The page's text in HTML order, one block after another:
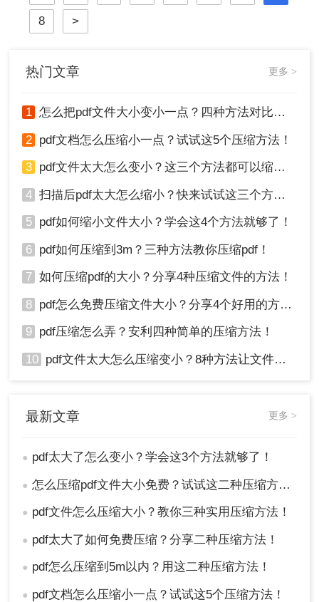
8 >
热门文章 更多 >
1 怎么把pdf文件大小变小一点？四种方法对比，一看就懂！
2 pdf文档怎么压缩小一点？试试这5个压缩方法！
3 pdf文件太大怎么变小？这三个方法都可以缩小！
4 扫描后pdf太大怎么缩小？快来试试这三个方法！
5 pdf如何缩小文件大小？学会这4个方法就够了！
6 pdf如何压缩到3m？三种方法教你压缩pdf！
7 如何压缩pdf的大小？分享4种压缩文件的方法！
8 pdf怎么免费压缩文件大小？分享4个好用的方法，简单又快捷！
9 pdf压缩怎么弄？安利四种简单的压缩方法！
10 pdf文件太大怎么压缩变小？8种方法让文件轻松"瘦身"！
最新文章 更多 >
● pdf太大了怎么变小？学会这3个方法就够了！
● 怎么压缩pdf文件大小免费？试试这二种压缩方法！
● pdf文件怎么压缩大小？教你三种实用压缩方法！
● pdf太大了如何免费压缩？分享二种压缩方法！
● pdf怎么压缩到5m以内？用这二种压缩方法！
● pdf文档怎么压缩小一点？试试这5个压缩方法！